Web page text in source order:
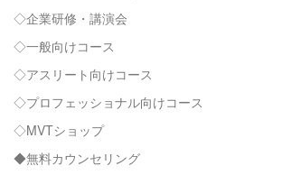
◇企業研修・講演会
◇一般向けコース
◇アスリート向けコース
◇プロフェッショナル向けコース
◇MVTショップ
◆無料カウンセリング